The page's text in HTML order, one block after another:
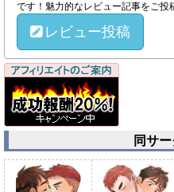
です！魅力的なレビュー記事をご投
レビュー投稿
同サ